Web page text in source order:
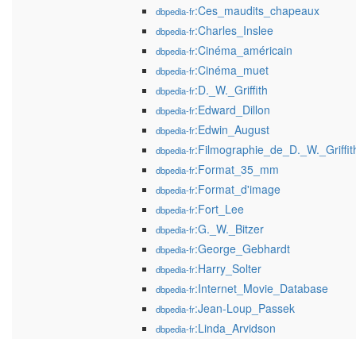
dbpedia-fr:Ces_maudits_chapeaux
dbpedia-fr:Charles_Inslee
dbpedia-fr:Cinéma_américain
dbpedia-fr:Cinéma_muet
dbpedia-fr:D._W._Griffith
dbpedia-fr:Edward_Dillon
dbpedia-fr:Edwin_August
dbpedia-fr
dbpedia-fr:Format_35_mm
dbpedia-fr:Format_d'image
dbpedia-fr:Fort_Lee
dbpedia-fr:G._W._Bitzer
dbpedia-fr:George_Gebhardt
dbpedia-fr:Harry_Solter
dbpedia-fr:Internet_Movie_Database
dbpedia-fr:Jean-Loup_Passek
dbpedia-fr:Linda_Arvidson